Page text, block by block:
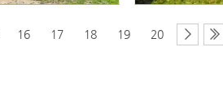
16 17 18 19 20